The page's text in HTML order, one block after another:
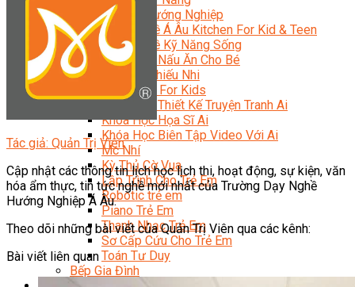
Trại Hè Hướng Nghiệp
Chuyên Đề Á Âu Kitchen For Kid & Teen
Chuyên Đề Kỹ Năng Sống
Khóa Học Nấu Ăn Cho Bé
Hội Họa Thiếu Nhi
Digital Art For Kids
Khóa Học Thiết Kế Truyện Tranh Ai
Khóa Học Họa Sĩ Ai
Khóa Học Biên Tập Video Với Ai
Mc Nhí
Kỳ Thủ Cờ Vua
Lập Trình Cho Trẻ Em
Robotic trẻ em
Piano Trẻ Em
Thanh Nhạc Trẻ Em
Sơ Cấp Cứu Cho Trẻ Em
Toán Tư Duy
Bếp Gia Đình
Tác giả: Quản Trị Viên
Cập nhật các thông tin lịch học lịch thi, hoạt động, sự kiện, văn
hóa ẩm thực, tin tức nghề mới nhất của Trường Dạy Nghề
Hướng Nghiệp Á Âu.
Theo dõi những bài viết của Quản Trị Viên qua các kênh:
Bài viết liên quan